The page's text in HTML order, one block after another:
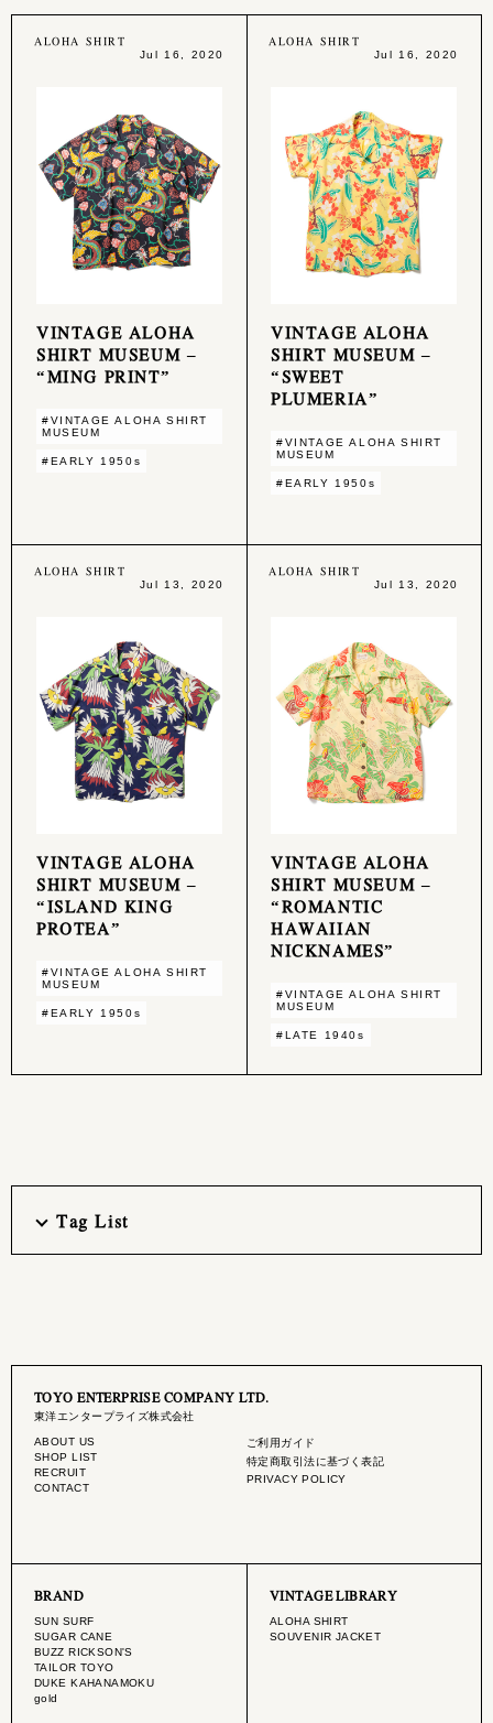
ALOHA SHIRT
Jul 16, 2020
VINTAGE ALOHA
SHIRT MUSEUM –
“MING PRINT”
#VINTAGE ALOHA SHIRT
MUSEUM
#EARLY 1950s
ALOHA SHIRT
Jul 16, 2020
VINTAGE ALOHA
SHIRT MUSEUM –
“SWEET
PLUMERIA”
#VINTAGE ALOHA SHIRT
MUSEUM
#EARLY 1950s
ALOHA SHIRT
Jul 13, 2020
VINTAGE ALOHA
SHIRT MUSEUM –
“ISLAND KING
PROTEA”
#VINTAGE ALOHA SHIRT
MUSEUM
#EARLY 1950s
ALOHA SHIRT
Jul 13, 2020
VINTAGE ALOHA
SHIRT MUSEUM –
“ROMANTIC
HAWAIIAN
NICKNAMES”
#VINTAGE ALOHA SHIRT
MUSEUM
#LATE 1940s
Tag List
TOYO ENTERPRISE COMPANY LTD.
東洋エンタープライズ株式会社
ABOUT US
SHOP LIST
RECRUIT
CONTACT
ご利用ガイド
特定商取引法に基づく表記
PRIVACY POLICY
BRAND
SUN SURF
SUGAR CANE
BUZZ RICKSON'S
TAILOR TOYO
DUKE KAHANAMOKU
gold
VINTAGE LIBRARY
ALOHA SHIRT
SOUVENIR JACKET